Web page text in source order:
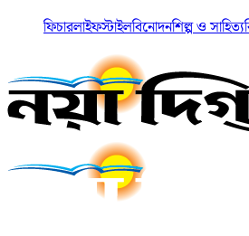
ফিচারলাইফস্টাইলবিনোদনশিল্প ও সাহিত্য